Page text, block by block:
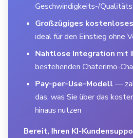
Geschwindigkeits-/
Großzügiges
ideal für den Einstieg ohne
Nahtlose Integration mit
bestehenden Chaterimo-
Pay-per-Use-Modell —
das, was Sie über das
hinaus nutzen
Bereit, Ihren KI-